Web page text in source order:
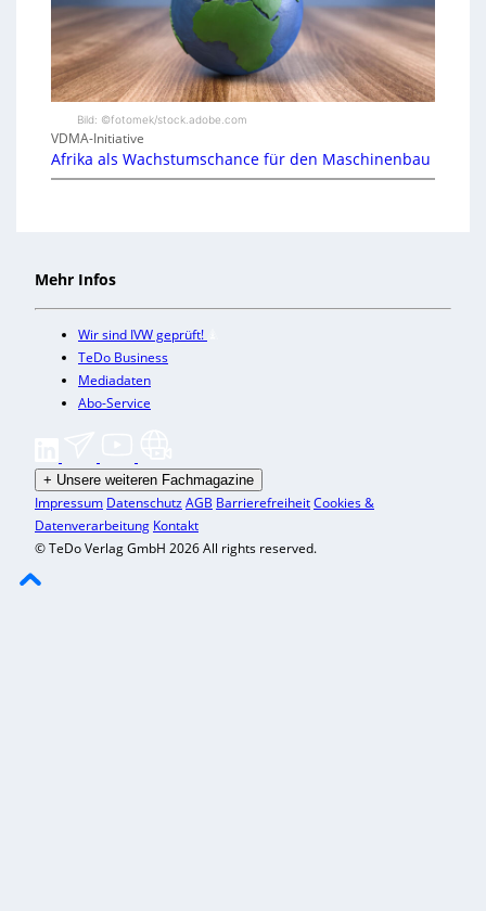
Bild: ©fotomek/stock.adobe.com
VDMA-Initiative
Afrika als Wachstumschance für den Maschinenbau
Mehr Infos
Wir sind IVW geprüft!
TeDo Business
Mediadaten
Abo-Service
+ Unsere weiteren Fachmagazine
Impressum DatenschutzAGB BarrierefreiheitCookies &
Datenverarbeitung Kontakt
© TeDo Verlag GmbH 2026 All rights reserved.